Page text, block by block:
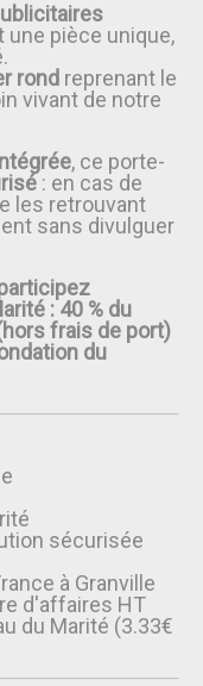
une pièce unique,
rond reprenant le
vivant de notre
, ce porte-
: en cas de
les retrouvant
sans divulguer
: 40 % du
frais de port)
du
sécurisée
à Granville
d'affaires HT
du Marité (3.33€